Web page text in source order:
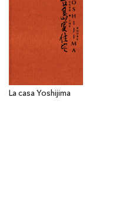
La casa Yoshijima